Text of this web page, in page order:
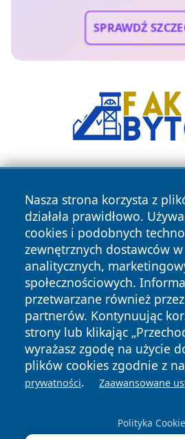
SPRAWDŹ
Nasza strona korzysta z
działała prawidłowo.
cookies i podobnych
zewnętrznych dostawców w
analitycznych,
społecznościowych.
przetwarzane również
partnerów. Kontynuując
strony lub klikając
wyrażasz zgodę na użycie
plików cookies zgodnie z
prywatności. Zaawansowane
Polityka
Copyright © 2026 katowicelove.pl
zastrzeżone.
News Autorzy
Polityka
Prywatności